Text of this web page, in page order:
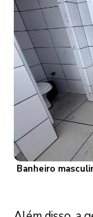
Banheiro